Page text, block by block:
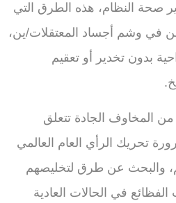
صحة النظام، هذه الطرق التي
في وشم أجساد المعتقلات/ين،
بدون تخدير أو تعقيم
المخاوف الجادة تتعلق
تحريك الرأي العام العالمي
والبحث عن طرق لتخليصهم
في الحالات العادية